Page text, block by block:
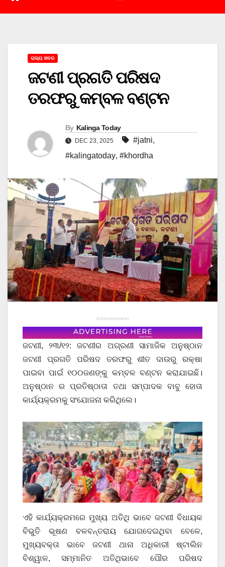
ରାଜ୍ୟ ଖବର
ଜଟଣୀ ପ୍ରଗତି ପରିଷଦ
ତରଫରୁ କମ୍ବଳ ବଣ୍ଟନ
By Kalinga Today
DEC 23, 2025 #jatni,
#kalingatoday, #khordha
Advertisement
ଜଟଣୀ, ୨୩/୧୨: ଜଟଣୀର ଅଗ୍ରଣୀ ସାମାଜିକ ଅନୁଷ୍ଠାନ
ଜଟଣୀ ପ୍ରଗତି ପରିଷଦ ତରଫରୁ ଶୀତ ଦାଉରୁ ରକ୍ଷା
ପାଇବା ପାଇଁ ୧୦୦ଜଣଙ୍କୁ କମ୍ବଳ ବଣ୍ଟନ କରାଯାଇଛି।
ଅନୁଷ୍ଠାନ ର ପ୍ରତିଷ୍ଠାତା ତଥା ସମ୍ପାଦକ ବାବୁ ହୋତା
କାର୍ଯ୍ୟକ୍ରମକୁ ସଂଯୋଜନା କରିଥିଲେ।
ଏହି କାର୍ଯ୍ୟକ୍ରମରେ ମୁଖ୍ୟ ଅତିଥି ଭାବେ ଜଟଣୀ ବିଧାୟକ
ବିଭୁତି ଭୂଷଣ ବଳବନ୍ତରାୟ ଯୋଗଦେଇଥିବା ବେଳେ,
ମୁଖ୍ୟବକ୍ତା ଭାବେ ଜଟଣୀ ଥାନା ଅଧିକାରୀ ଷ୍ଟାଲିନ
ବିଶ୍ୱାଳ, ସମ୍ମାନିତ ଅତିଥିଭାବେ ପୌର ପରିଷଦ